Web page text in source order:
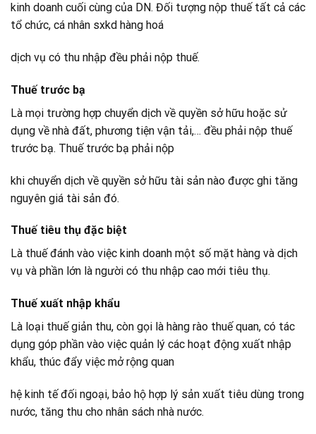
kinh doanh cuối cùng của DN. Đối tượng nộp thuế tất cả các
tổ chức, cá nhân sxkd hàng hoá
dịch vụ có thu nhập đều phải nộp thuế.
Thuế trước bạ
Là mọi trường hợp chuyển dịch về quyền sở hữu hoặc sử
dụng về nhà đất, phương tiện vận tải,… đều phải nộp thuế
trước bạ. Thuế trước bạ phải nộp
khi chuyển dịch về quyền sở hữu tài sản nào được ghi tăng
nguyên giá tài sản đó.
Thuế tiêu thụ đặc biệt
Là thuế đánh vào việc kinh doanh một số mặt hàng và dịch
vụ và phần lớn là người có thu nhập cao mới tiêu thụ.
Thuế xuất nhập khẩu
Là loại thuế giản thu, còn gọi là hàng rào thuế quan, có tác
dụng góp phần vào việc quản lý các hoạt động xuất nhập
khẩu, thúc đẩy việc mở rộng quan
hệ kinh tế đối ngoại, bảo hộ hợp lý sản xuất tiêu dùng trong
nước, tăng thu cho nhân sách nhà nước.